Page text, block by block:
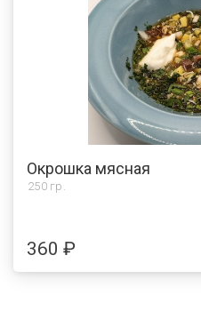
Окрошка мясная
250 гр.
360 ₽